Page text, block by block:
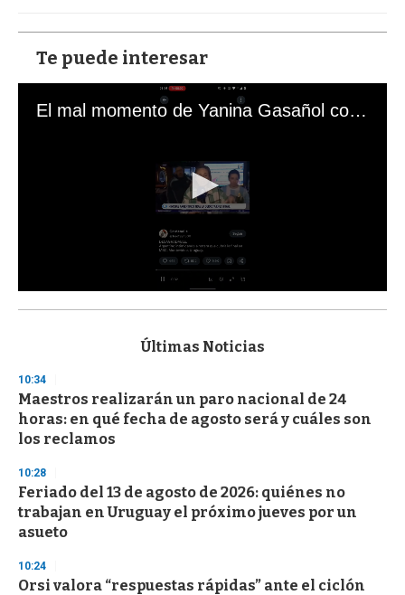
Te puede interesar
El mal momento de Yanina Gasañol con un hincha argentino en "Subrayado"
s
d
s
o
f
3
s
e
c
o
n
Últimas Noticias
10:34
Maestros realizarán un paro nacional de 24
horas: en qué fecha de agosto será y cuáles son
los reclamos
10:28
Feriado del 13 de agosto de 2026: quiénes no
trabajan en Uruguay el próximo jueves por un
asueto
10:24
Orsi valora “respuestas rápidas” ante el ciclón